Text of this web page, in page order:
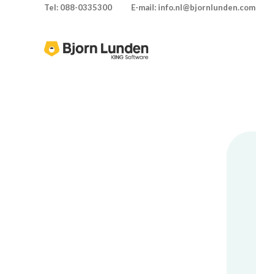
E-mail: info.nl@bjornlunden.com
Tel: 088-0335300